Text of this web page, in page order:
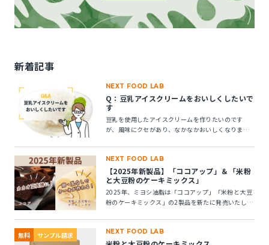
新着記事
NEXT FOOD LAB
Q：豆乳アイスクリームをおいしくしたいで
す
豆乳を使用したアイスクリームを作りたいのです
が、風味にクセがあり、なかなかおいしくなりませ
NEXT FOOD LAB
【2025年新製品】「ココアップ」＆「米粉
と大豆粉のケーキミックス」
2025年、ミヨシ油脂は「ココアップ」「米粉と大豆
粉のケーキミックス」の2製品を新たに発売いたしま
無料 サンプル請求 NEXT FOOD LAB